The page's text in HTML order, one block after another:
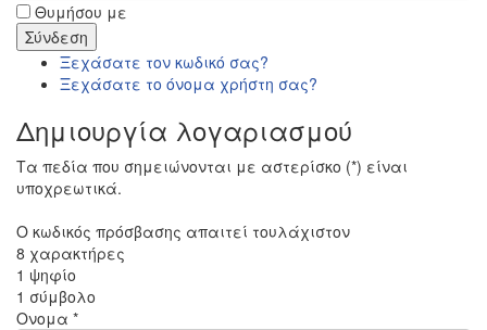
Θυμήσου με
Ξεχάσατε τον κωδικό σας?
Ξεχάσατε το όνομα χρήστη σας?
Δημιουργία λογαριασμού
Τα πεδία που σημειώνονται με αστερίσκο (*) είναι
υποχρεωτικά.
Ο κωδικός πρόσβασης απαιτεί τουλάχιστον
8 χαρακτήρες
1 ψηφίο
1 σύμβολο
Ονομα *